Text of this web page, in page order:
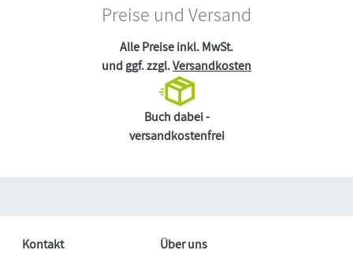
Preise und Versand
Alle Preise inkl. MwSt.
und ggf. zzgl.Versandkosten
Buch dabei -
versandkostenfrei
Kontakt
Über uns